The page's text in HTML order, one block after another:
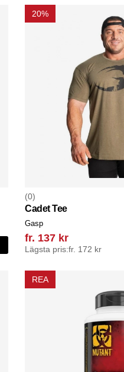
20%
0
Cadet Tee
Gasp
fr. 137 kr
Lägsta pris:fr. 172 kr
REA